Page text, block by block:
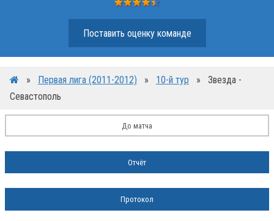
Поставить оценку команде
» Первая лига (2011-2012) » 10-й тур »
Звезда -
Севастополь
До матча
Отчёт
Протокол